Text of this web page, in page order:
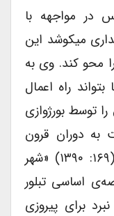
مواجهه با
میکوشد این
محو کند. وی به
راه اعمال
توسط بورژوازی
دوران قرون
وسطی بازدارد.به‌زعم ناصر فکوهی (۱۶۹: ۱۳۹۰) «شهر
اساسی تبلور
برای پیروزی